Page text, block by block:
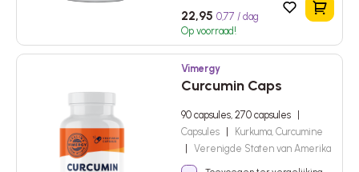
22,95 0,77 / dag
Op voorraad!
In het
Vimergy
Curcumin Caps
90 capsules, 270 capsules
Capsules
Kurkuma, Curcumine
Verenigde Staten van Amerika